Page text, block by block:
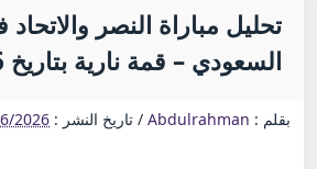
تحليل مباراة النصر
السعودي – قمة نارية بتاريخ 6 فبراير 2026
بقلم : Abdulrahman
/ تاريخ النشر : 2026